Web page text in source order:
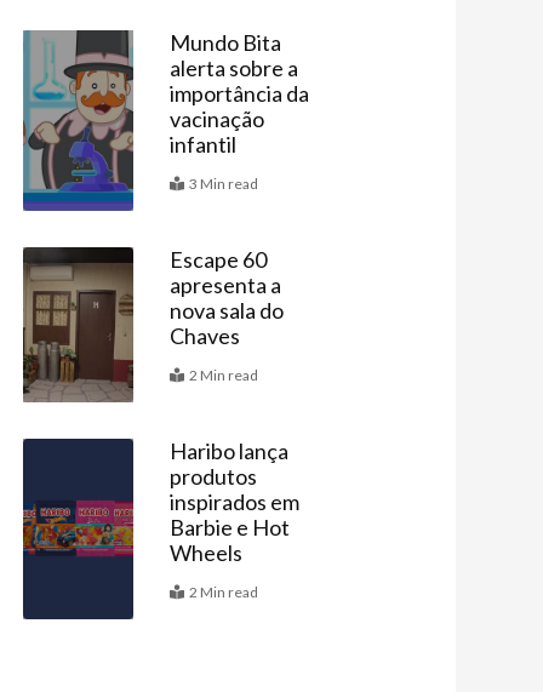
Últimas
Mundo Bita
alerta sobre a
importância da
vacinação
infantil
3 Min read
Agenda
Escape 60
apresenta a
nova sala do
Chaves
2 Min read
Haribo lança
produtos
inspirados em
Barbie e Hot
Wheels
2 Min read